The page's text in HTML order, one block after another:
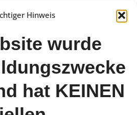
Hinweis
wurde
hat KEINEN